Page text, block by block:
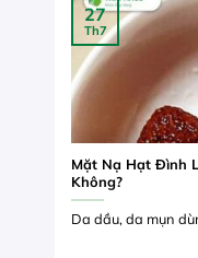
Mặt Nạ Hạt Đình
Không?
Da dầu, da mụn
27
Th7